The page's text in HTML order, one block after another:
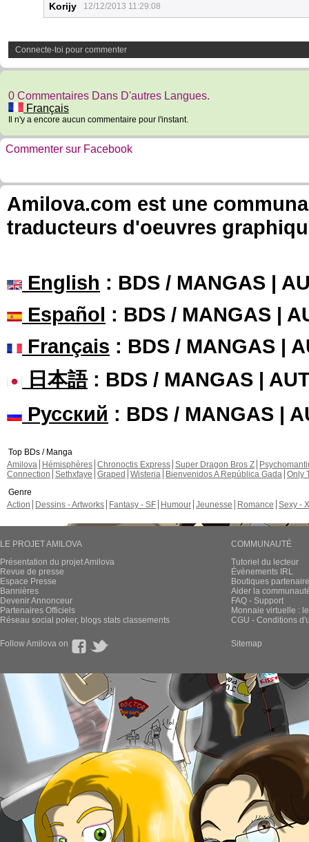
Korijy 12/12/2013 11:29:08
Connecte-toi pour commenter
0 Commentaires Dans D'autres Langues.
Français
Il n'y a encore aucun commentaire pour l'instant.
Commenter sur Facebook
Amilova.com est une
traducteurs d'oeuvres
English : BDS / MANGAS |
Español : BDS / MANGAS |
Français : BDS / MANGAS |
日本語: BDS / MANGAS |
Русский : BDS / MANGAS |
Top BDs / Manga
Amilova
Hémisphères Chronoctis Express Super Dragon Bros Z
Connection Sethxfaye Graped Wisteria Bienvenidos A República Gada Only
Genre
Action
Dessins - Artworks Fantasy - SF Humour Jeunesse Romance Sexy -
LE PROJET AMILOVA
Présentation du projet Amilova
Revue de presse
Espace Presse
Bannières
Devenir Annonceur
Partenaires Officiels
Réseau social poker, blogs stats classements
COMMUNAUTÉ
Tutoriel du lecteur
Évènements IRL
Boutiques
Aider la
FAQ - Support
Monnaie virtuelle :
CGU - Conditions
Follow Amilova on Sitemap